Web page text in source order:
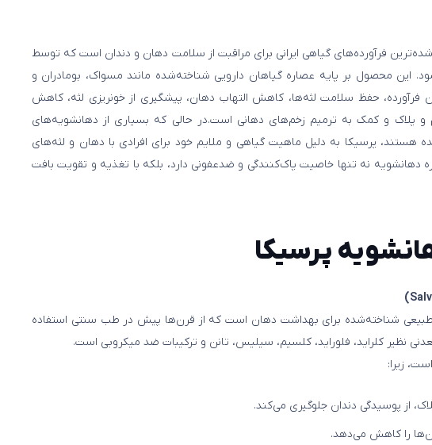
فرآورده‌های گیاهی ایرانی برای مراقبت از سلامت دهان و دندان است که توسط
این محصول بر پایه عصاره گیاهان دارویی شناخته‌شده مانند مسواک، بومادران و
حفظ سلامت لثه‌ها، کاهش التهاب دهان، پیشگیری از خونریزی لثه، کاهش
و پلاک و کمک به ترمیم زخم‌های دهانی است.در حالی که بسیاری از دهانشویه‌های
هستند، پرسیکا به دلیل ماهیت گیاهی و ملایم خود برای افرادی با دهان و لثه‌های
نه تنها خاصیت پاک‌کنندگی و ضدعفونی دارد، بلکه با تغذیه و تقویت بافت
پرسیکا
طبیعی شناخته‌شده برای بهداشت دهان است که از قرن‌ها پیش در طب سنتی استفاده
نظیر کلراید، فلوراید، کلسیم، سیلیس، تانن و ترکیبات ضد میکروبی است.
زیرا:
از پوسیدگی دندان جلوگیری می‌کند.
آن‌ها را کاهش می‌دهد.